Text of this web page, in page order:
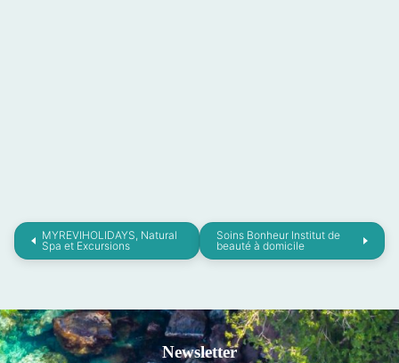
MYREVIHOLIDAYS, Natural
Spa et Excursions
Soins Bonheur Institut de
beauté à domicile
Newsletter